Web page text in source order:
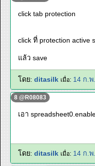
click tab protection
click ที่ protection active
แล้ว save
โดย: ditasilk เมื่อ: 14 ก.พ
8 @R08083
เอา
โดย: ditasilk เมื่อ: 14 ก.พ